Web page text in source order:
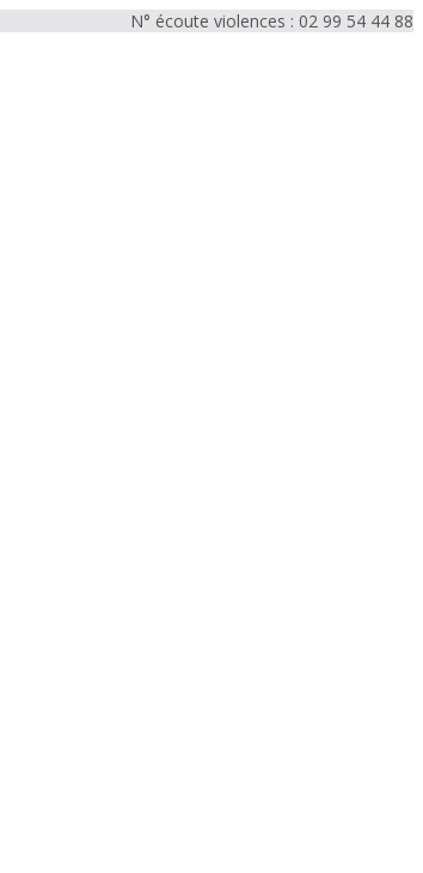
N° écoute violences : 02 99 54 44 88